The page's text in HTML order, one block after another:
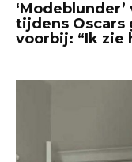
tijdens Oscars
voorbij: “Ik zie